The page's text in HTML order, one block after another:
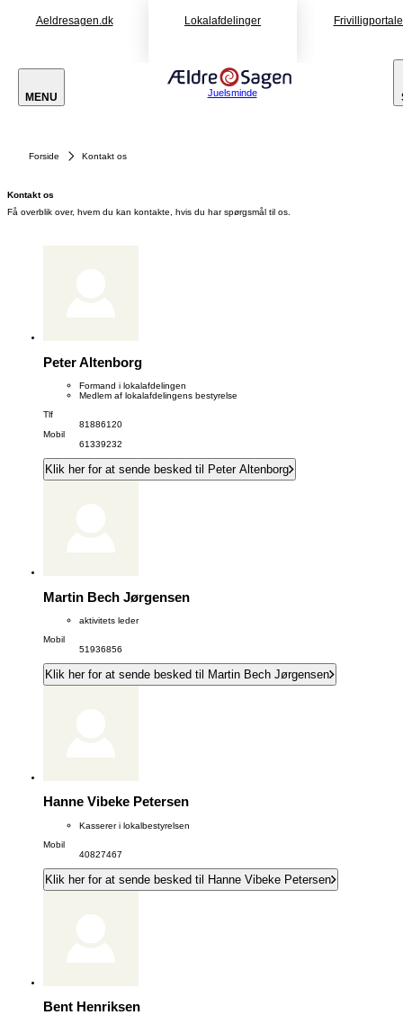
Aeldresagen.dk Lokalafdelinger
MENU Juelsminde
Forside Kontakt os
Kontakt os
Få overblik over, hvem du kan kontakte, hvis du har spørgsmål til os.
Peter Altenborg
Formand i lokalafdelingen
Medlem af lokalafdelingens bestyrelse
Tlf
81886120
Mobil
61339232
Klik her for at sende besked til Peter Altenborg
Martin Bech Jørgensen
aktivitets leder
Mobil
51936856
Klik her for at sende besked til Martin Bech Jørgensen
Hanne Vibeke Petersen
Kasserer i lokalbestyrelsen
Mobil
40827467
Klik her for at sende besked til Hanne Vibeke Petersen
Bent Henriksen